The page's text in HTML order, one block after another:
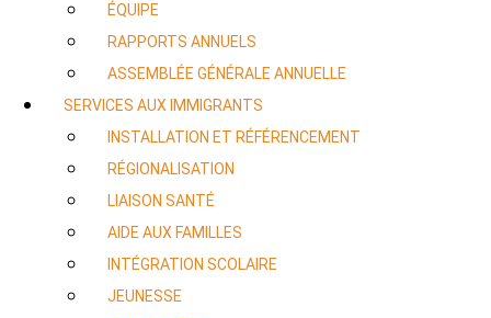
ÉQUIPE
RAPPORTS ANNUELS
ASSEMBLÉE GÉNÉRALE ANNUELLE
SERVICES AUX IMMIGRANTS
INSTALLATION ET RÉFÉRENCEMENT
RÉGIONALISATION
LIAISON SANTÉ
AIDE AUX FAMILLES
INTÉGRATION SCOLAIRE
JEUNESSE